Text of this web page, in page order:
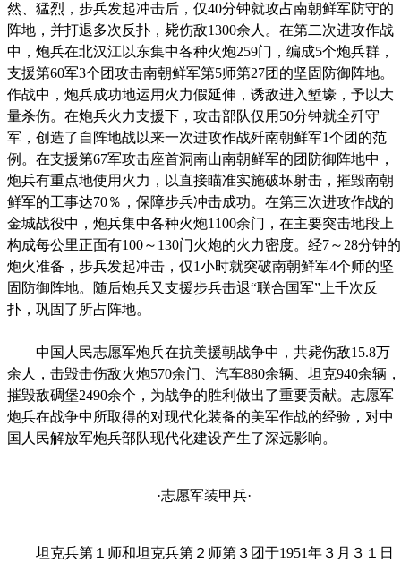
然、猛烈，步兵发起冲击后，仅40分钟就攻占南朝鲜军防守的
阵地，并打退多次反扑，毙伤敌1300余人。在第二次进攻作战
中，炮兵在北汉江以东集中各种火炮259门，编成5个炮兵群，
支援第60军3个团攻击南朝鲜军第5师第27团的坚固防御阵地。
作战中，炮兵成功地运用火力假延伸，诱敌进入堑壕，予以大
量杀伤。在炮兵火力支援下，攻击部队仅用50分钟就全歼守
军，创造了自阵地战以来一次进攻作战歼南朝鲜军1个团的范
例。在支援第67军攻击座首洞南山南朝鲜军的团防御阵地中，
炮兵有重点地使用火力，以直接瞄准实施破坏射击，摧毁南朝
鲜军的工事达70％，保障步兵冲击成功。在第三次进攻作战的
金城战役中，炮兵集中各种火炮1100余门，在主要突击地段上
构成每公里正面有100～130门火炮的火力密度。经7～28分钟的
炮火准备，步兵发起冲击，仅1小时就突破南朝鲜军4个师的坚
固防御阵地。随后炮兵又支援步兵击退“联合国军”上千次反
扑，巩固了所占阵地。
中国人民志愿军炮兵在抗美援朝战争中，共毙伤敌15.8万
余人，击毁击伤敌火炮570余门、汽车880余辆、坦克940余辆，
摧毁敌碉堡2490余个，为战争的胜利做出了重要贡献。志愿军
炮兵在战争中所取得的对现代化装备的美军作战的经验，对中
国人民解放军炮兵部队现代化建设产生了深远影响。
·志愿军装甲兵·
坦克兵第１师和坦克兵第２师第３团于1951年３月３１日